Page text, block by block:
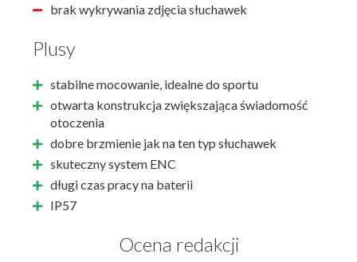
brak wykrywania zdjęcia słuchawek
Plusy
stabilne mocowanie, idealne do sportu
otwarta konstrukcja zwiększająca świadomość
otoczenia
dobre brzmienie jak na ten typ słuchawek
skuteczny system ENC
długi czas pracy na baterii
IP57
Ocena redakcji